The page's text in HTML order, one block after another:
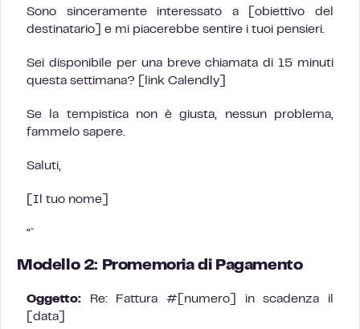
Sono sinceramente interessato a [obiettivo del
destinatario] e mi piacerebbe sentire i tuoi pensieri.
Sei disponibile per una breve chiamata di 15 minuti
questa settimana? [link Calendly]
Se la tempistica non è giusta, nessun problema,
fammelo sapere.
Saluti,
[Il tuo nome]
“`
Modello 2: Promemoria di Pagamento
Oggetto: Re: Fattura #[numero] in scadenza il
[data]